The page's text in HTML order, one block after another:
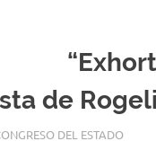
de
DEL ESTADO